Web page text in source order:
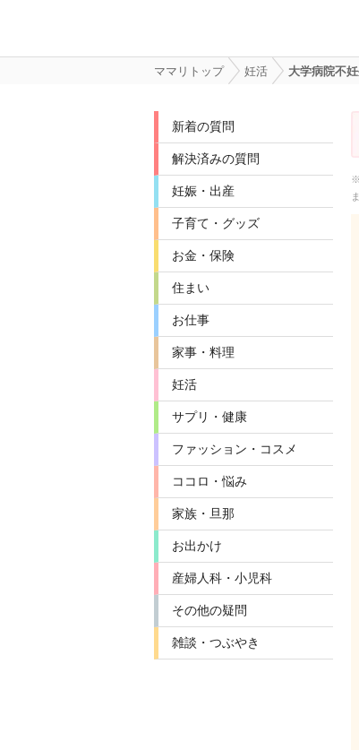
ママリトップ 妊活 大学病院不
新着の質問
解決済みの質問
妊娠・出産
子育て・グッズ
お金・保険
住まい
お仕事
家事・料理
妊活
サプリ・健康
ファッション・コスメ
ココロ・悩み
家族・旦那
お出かけ
産婦人科・小児科
その他の疑問
雑談・つぶやき
※